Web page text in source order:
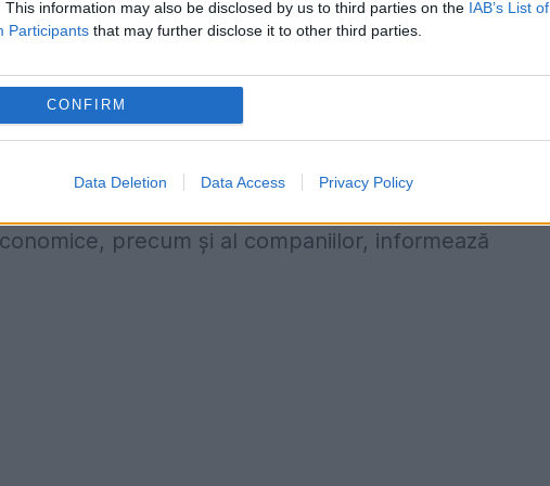
This information may also be disclosed by us to third parties on the IAB’s List of
Participants that may further disclose it to other third parties.
CONFIRM
Data Deletion Data Access Privacy Policy
a fost demarată procedura de solicitare
de aplicare a legii lansată împotriva familiei
atât în ​​capitală, cât și în provincie, prin
de specializate pentru a combate
precum și al companiilor, informează